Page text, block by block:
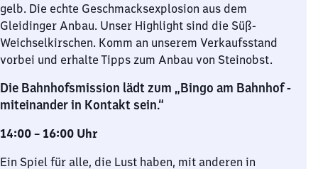
gelb. Die echte Geschmacksexplosion aus dem
Gleidinger Anbau. Unser Highlight sind die Süß-
Weichselkirschen. Komm an unserem Verkaufsstand
vorbei und erhalte Tipps zum Anbau von Steinobst.
Die Bahnhofsmission lädt zum „Bingo am Bahnhof -
miteinander in Kontakt sein.“
14:00 – 16:00 Uhr
Ein Spiel für alle, die Lust haben, mit anderen in